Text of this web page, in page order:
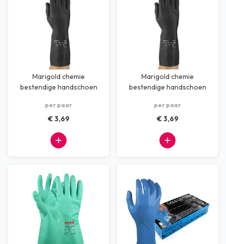
Marigold chemie
bestendige handschoen
per paar
€ 3,69
Marigold chemie
bestendige handschoen
per paar
€ 3,69